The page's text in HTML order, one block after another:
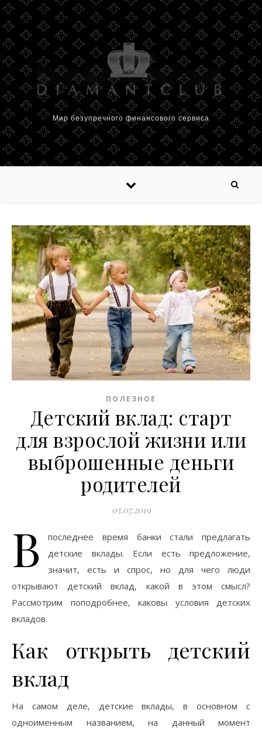
Мир безупречного финансового сервиса
ПОЛЕЗНОЕ
Детский вклад: старт
для взрослой жизни или
выброшенные деньги
родителей
05.07.2019
В
последнее время банки стали предлагать
детские вклады. Если есть предложение,
значит, есть и спрос, но для чего люди
открывают детский вклад, какой в этом смысл?
Рассмотрим поподробнее, каковы условия детских
вкладов.
Как открыть детский
вклад
На самом деле, детские вклады, в основном с
одноименным названием, на данный момент